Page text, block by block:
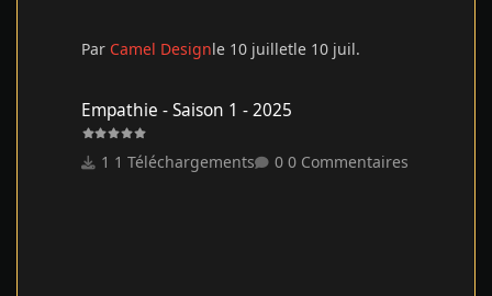
Par Camel Designle 10 juilletle 10 juil.
Empathie - Saison 1 - 2025
1 Téléchargements 0 Commentaires